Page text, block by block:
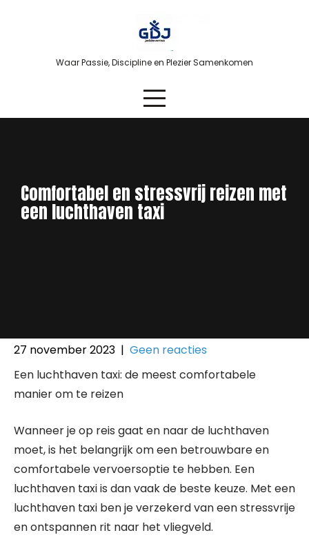
Waar Passie, Discipline en Plezier Samenkomen
Comfortabel en stressvrij reizen met
een luchthaven taxi
27 november 2023 | Geen reacties
Een luchthaven taxi: de meest comfortabele
manier om te reizen
Wanneer je op reis gaat en naar de luchthaven
moet, is het belangrijk om een betrouwbare en
comfortabele vervoersoptie te hebben. Een
luchthaven taxi is dan vaak de beste keuze. Met een
luchthaven taxi ben je verzekerd van een stressvrije
en ontspannen rit naar het vliegveld.